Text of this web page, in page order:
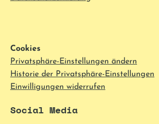
Cookies
Privatsphäre-Einstellungen ändern
Historie der Privatsphäre-Einstellungen
Einwilligungen widerrufen
Social Media